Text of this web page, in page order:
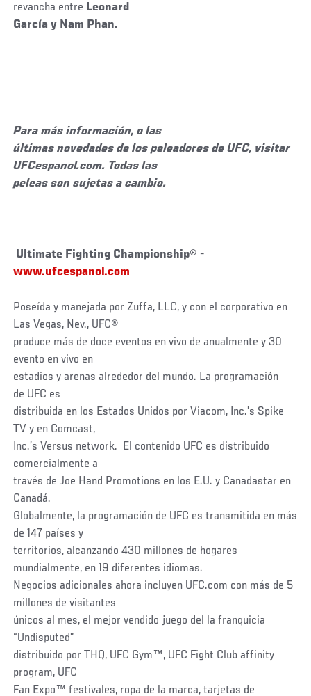
revancha entre Leonard
García y Nam Phan.
Para más información, o las
últimas novedades de los peleadores de UFC, visitar
UFCespanol.com. Todas las
peleas son sujetas a cambio.
Ultimate Fighting Championship® -
www.ufcespanol.com
Poseída y manejada por Zuffa, LLC, y con el corporativo en
Las Vegas, Nev., UFC®
produce más de doce eventos en vivo de anualmente y 30
evento en vivo en
estadios y arenas alrededor del mundo. La programación
de UFC es
distribuida en los Estados Unidos por Viacom, Inc.’s Spike
TV y en Comcast,
Inc.’s Versus network. El contenido UFC es distribuido
comercialmente a
través de Joe Hand Promotions en los E.U. y Canadastar en
Canadá.
Globalmente, la programación de UFC es transmitida en más
de 147 países y
territorios, alcanzando 430 millones de hogares
mundialmente, en 19 diferentes idiomas.
Negocios adicionales ahora incluyen UFC.com con más de 5
millones de visitantes
únicos al mes, el mejor vendido juego del la franquicia
“Undisputed”
distribuido por THQ, UFC Gym™, UFC Fight Club affinity
program, UFC
Fan Expo™ festivales, ropa de la marca, tarjetas de